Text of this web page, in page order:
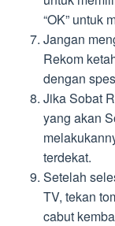
“OK” untuk
Jangan
Rekom
dengan
Jika Sobat
yang akan
terdekat.
Setelah
TV, tekan
cabut